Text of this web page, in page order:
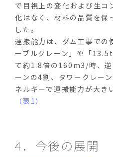
で目視上の変化および生コ
化はなく、材料の品質を保
した。
運搬能力は、ダム工事で
ーブルクレーン」や「
て約1.8倍の160m3/時、逆
ーンの4割、タワークレー
ネルギーで運搬能力が大き
（表1）
4．今後の展開